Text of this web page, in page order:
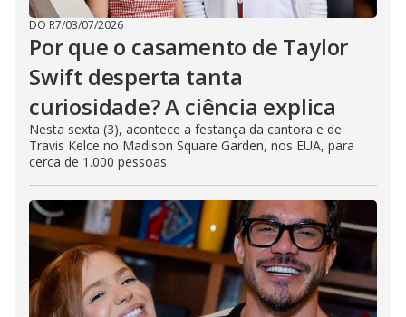
DO R7/03/07/2026
Por que o casamento de Taylor
Swift desperta tanta
curiosidade? A ciência explica
Nesta sexta (3), acontece a festança da cantora e de
Travis Kelce no Madison Square Garden, nos EUA, para
cerca de 1.000 pessoas